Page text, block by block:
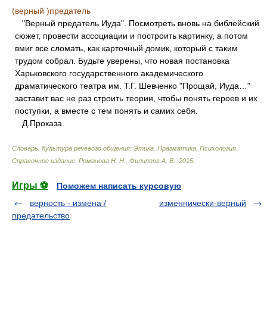
(верный )предатель
"Верный предатель Иуда". Посмотреть вновь на библейский
сюжет, провести ассоциации и построить картинку, а потом
вмиг все сломать, как карточный домик, который с таким
трудом собрал. Будьте уверены, что новая постановка
Харьковского государственного академического
драматического театра им. Т.Г. Шевченко "Прощай, Иуда…"
заставит вас не раз строить теории, чтобы понять героев и их
поступки, а вместе с тем понять и самих себя.
Д.Проказа.
Словарь. Культура речевого общения: Этика. Прагматика. Психология.
Справочное издание Романова Н. Н., Филиппов А. В. 2015
Игры ⚽
Поможем написать курсовую
верность - измена /
предательство
изменнически-верный